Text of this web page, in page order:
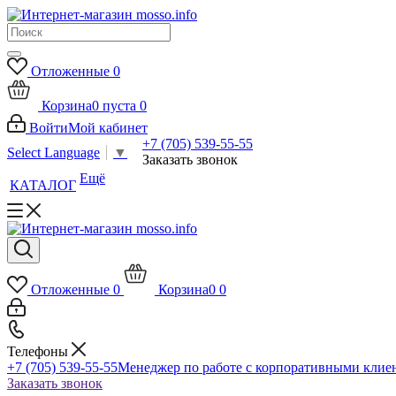
Отложенные 0
Корзина0 пуста 0
ВойтиМой кабинет
Select Language
▼
+7 (705) 539-55-55
Заказать звонок
КАТАЛОГ Ещё
Отложенные 0 Корзина0 0
Телефоны
+7 (705) 539-55-55Менеджер по работе с корпоративными
Заказать звонок